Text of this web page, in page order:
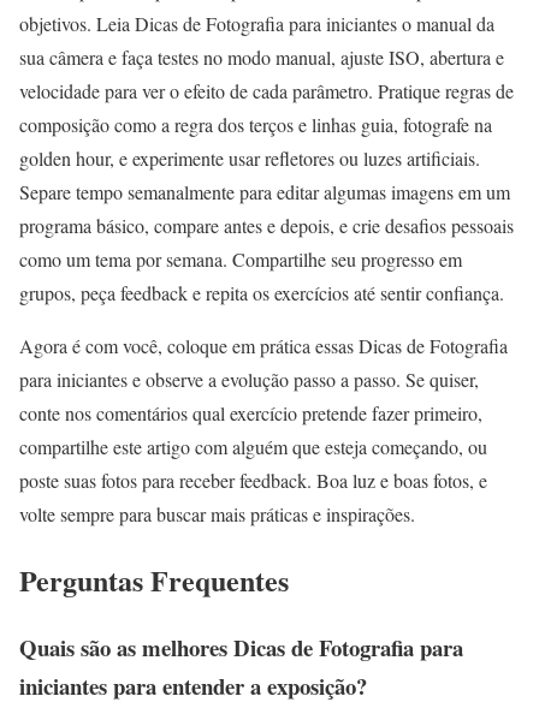
objetivos. Leia Dicas de Fotografia para iniciantes o manual da
sua câmera e faça testes no modo manual, ajuste ISO, abertura e
velocidade para ver o efeito de cada parâmetro. Pratique regras de
composição como a regra dos terços e linhas guia, fotografe na
golden hour, e experimente usar refletores ou luzes artificiais.
Separe tempo semanalmente para editar algumas imagens em um
programa básico, compare antes e depois, e crie desafios pessoais
como um tema por semana. Compartilhe seu progresso em
grupos, peça feedback e repita os exercícios até sentir confiança.
Agora é com você, coloque em prática essas Dicas de Fotografia
para iniciantes e observe a evolução passo a passo. Se quiser,
conte nos comentários qual exercício pretende fazer primeiro,
compartilhe este artigo com alguém que esteja começando, ou
poste suas fotos para receber feedback. Boa luz e boas fotos, e
volte sempre para buscar mais práticas e inspirações.
Perguntas Frequentes
Quais são as melhores Dicas de Fotografia para
iniciantes para entender a exposição?